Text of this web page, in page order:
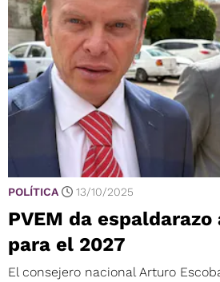
POLÍTICA 13/10/2025
PVEM da
para el 2027
El consejero nacional Arturo